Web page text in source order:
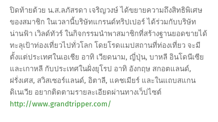
ปิดท้ายด้วย น.ส.ลภัสรดา เจริญวงษ์ ได้ขยายความถึงสิทธิพิเศษ
ของสมาชิก ในเวลานี้บริษัทแกรนด์ทริปเปอร์ ได้ร่วมกับบริษัท
น่านฟ้า เวิลด์ทัวร์ ในกิจกรรมนำพาสมาชิกที่สร้างฐานยอดขายได้
ทะลุเป้าท่องเที่ยวไปทั่วโลก โดยโรดแมปสถานที่ท่องเที่ยว จะมี
ตั้งแต่ประเทศในเอเชีย อาทิ เวียดนาม, ญี่ปุ่น, บาหลี อินโดนีเซีย
และเกาหลี กับประเทศในฝั่งยุโรป อาทิ อังกฤษ สกอตแลนด์,
ฝรั่งเศส, สวิสเซอร์แลนด์, อิตาลี, แคชเมียร์ และในแถบสแกน
ดิเนเวีย อยากติดตามรายละเอียดผ่านทางเว็ปไซต์
http://www.grandtripper.com/